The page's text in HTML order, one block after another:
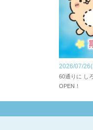
2026/07/
60通りに し
OPEN！